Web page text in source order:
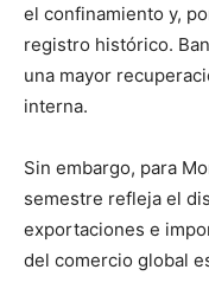
el confinamiento y,
registro histórico.
una mayor
interna.
Sin embargo, para
semestre refleja el
exportaciones e
del comercio global